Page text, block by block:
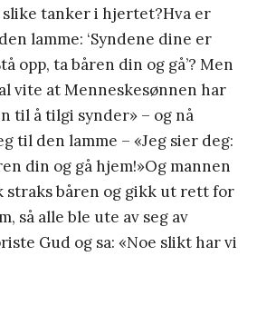
slike tanker i hjertet?Hva er
lamme: ‘Syndene dine er
opp, ta båren din og gå’? Men
vite at Menneskesønnen har
til å tilgi synder» – og nå
til den lamme – «Jeg sier deg:
din og gå hjem!»Og mannen
straks båren og gikk ut rett for
så alle ble ute av seg av
Gud og sa: «Noe slikt har vi